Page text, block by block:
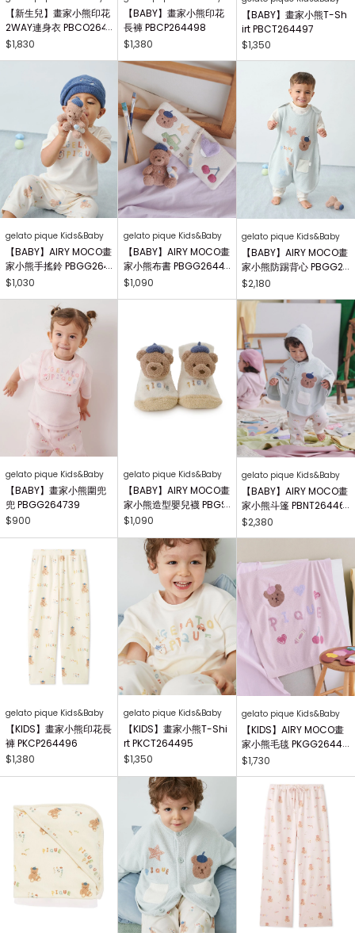
【新生兒】畫家小熊印花
2WAY連身衣 PBCO264
738
$1,830
【BABY】畫家小熊印花
長褲 PBCP264498
$1,380
【BABY】畫家小熊T-Sh
irt PBCT264497
$1,350
gelato pique Kids&Baby
【BABY】AIRY MOCO畫
家小熊手搖鈴 PBGG264
414
$1,030
gelato pique Kids&Baby
【BABY】AIRY MOCO畫
家小熊布書 PBGG26441
8
$1,090
gelato pique Kids&Baby
【BABY】AIRY MOCO畫
家小熊防踢背心 PBGG2
64465
$2,180
gelato pique Kids&Baby
【BABY】畫家小熊圍兜
兜 PBGG264739
$900
gelato pique Kids&Baby
【BABY】AIRY MOCO畫
家小熊造型嬰兒襪 PBGS
264415
$1,090
gelato pique Kids&Baby
【BABY】AIRY MOCO畫
家小熊斗篷 PBNT26446
4
$2,380
gelato pique Kids&Baby
【KIDS】畫家小熊印花長
褲 PKCP264496
$1,380
gelato pique Kids&Baby
【KIDS】畫家小熊T-Shi
rt PKCT264495
$1,350
gelato pique Kids&Baby
【KIDS】AIRY MOCO畫
家小熊毛毯 PKGG26441
7
$1,730